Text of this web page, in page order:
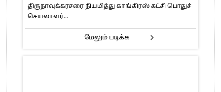
திருநாவுக்கரசரை நியமித்து காங்கிரஸ் கட்சி பொதுச்
செயலாளர்...
மேலும் படிக்க